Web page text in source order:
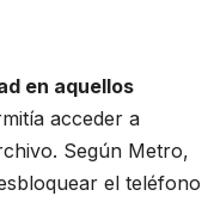
en aquellos
acceder a
Según Metro,
el teléfono